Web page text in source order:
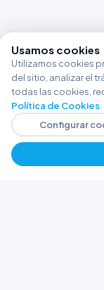
$ 3175,14
Usamos cookies
Utilizamos cookies
del sitio, analizar el
todas las cookies,
Política de Cookies
Configurar